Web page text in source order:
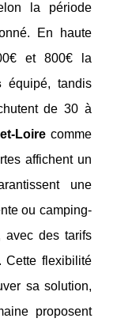
la période
En haute
et 800€ la
équipé, tandis
de 30 à
Loire comme
affichent un
une
ou camping-
avec des tarifs
Cette flexibilité
sa solution,
proposent